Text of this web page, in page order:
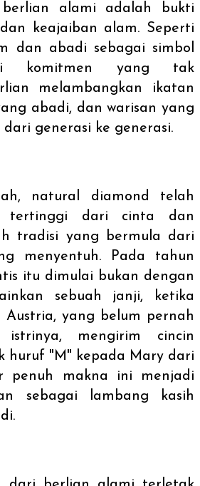
alami adalah bukti
keajaiban alam. Seperti
dan abadi sebagai simbol
komitmen yang tak
melambangkan ikatan
abadi, dan warisan yang
generasi ke generasi.
natural diamond
telah
tertinggi dari cinta dan
tradisi yang bermula dari
menyentuh. Pada tahun
itu dimulai bukan dengan
sebuah janji, ketika
yang belum pernah
istrinya, mengirim cincin
huruf "M" kepada Mary dari
penuh makna ini menjadi
sebagai lambang kasih